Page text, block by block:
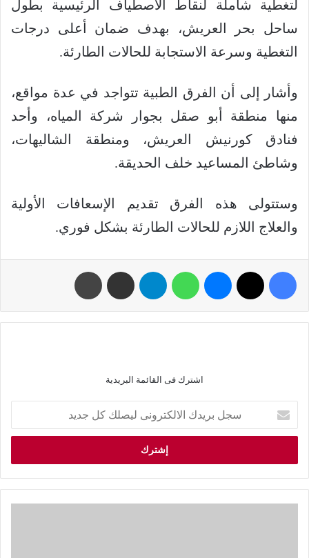
لتغطية شاملة لنقاط الاصطياف الرئيسية بطول
ساحل بحر العريش، بهدف ضمان أعلى درجات
التغطية وسرعة الاستجابة للحالات الطارئة.
وأشار إلى أن الفرق الطبية تتواجد في عدة مواقع،
منها منطقة أبو صقل بجوار شركة المياه، وأحد
فنادق كورنيش العريش، ومنطقة الشاليهات،
وشاطئ المساعيد خلف الحديقة.
وستتولى هذه الفرق تقديم الإسعافات الأولية
والعلاج اللازم للحالات الطارئة بشكل فوري.
اشترك فى القائمة البريدية